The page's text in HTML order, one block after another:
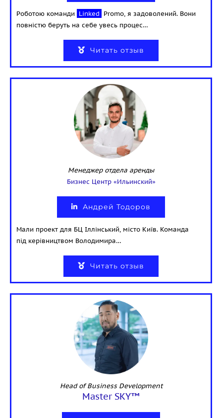
Роботою команди Linked Promo, я задоволений. Вони
повністю беруть на себе увесь процес…
Читать отзыв
Менеджер отдела аренды
Бизнес Центр «Ильинский»
Андрей Тодоров
Мали проект для БЦ Іллінський, місто Київ. Команда
під керівництвом Володимира…
Читать отзыв
Head of Business Development
Master SKY™